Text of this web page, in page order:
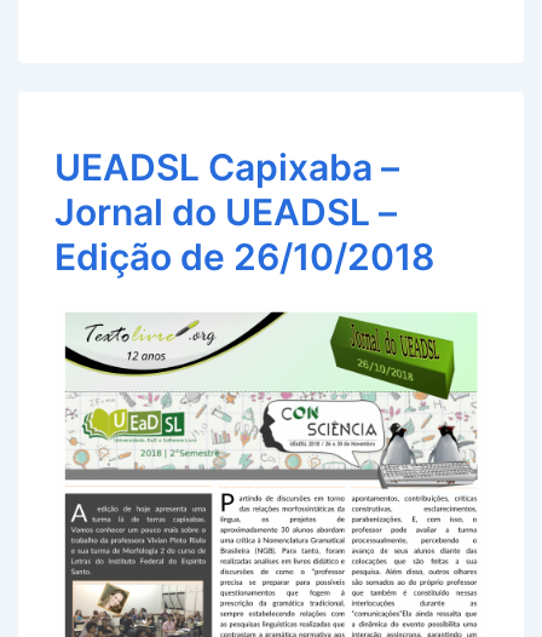
UEADSL Capixaba –
Jornal do UEADSL –
Edição de 26/10/2018